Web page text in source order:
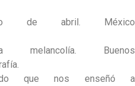
de abril. México
Buenos
que nos enseñó a